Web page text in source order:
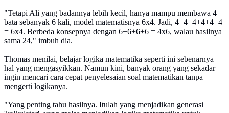
"Tetapi Ali yang badannya lebih kecil, hanya mampu membawa 4
bata sebanyak 6 kali, model matematisnya 6x4. Jadi, 4+4+4+4+4+4
= 6x4. Berbeda konsepnya dengan 6+6+6+6 = 4x6, walau hasilnya
sama 24," imbuh dia.
Thomas menilai, belajar logika matematika seperti ini sebenarnya
hal yang mengasyikkan. Namun kini, banyak orang yang sekadar
ingin mencari cara cepat penyelesaian soal matematikan tanpa
mengerti logikanya.
"Yang penting tahu hasilnya. Itulah yang menjadikan generasi